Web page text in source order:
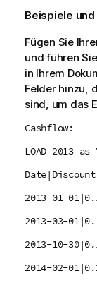
Beispiele
Fügen Sie
und führen
in Ihrem
Felder hinzu,
sind, um das
Cashflow:
LOAD 2013
2013-01-
2013-03-
2013-10-
2014-02-